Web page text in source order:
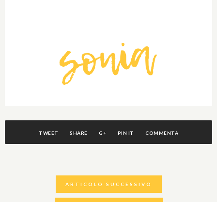
TWEET SHARE G+ PIN IT COMMENTA
ARTICOLO SUCCESSIVO